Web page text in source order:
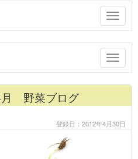
野菜ブログ
登録日：2012年4月30日